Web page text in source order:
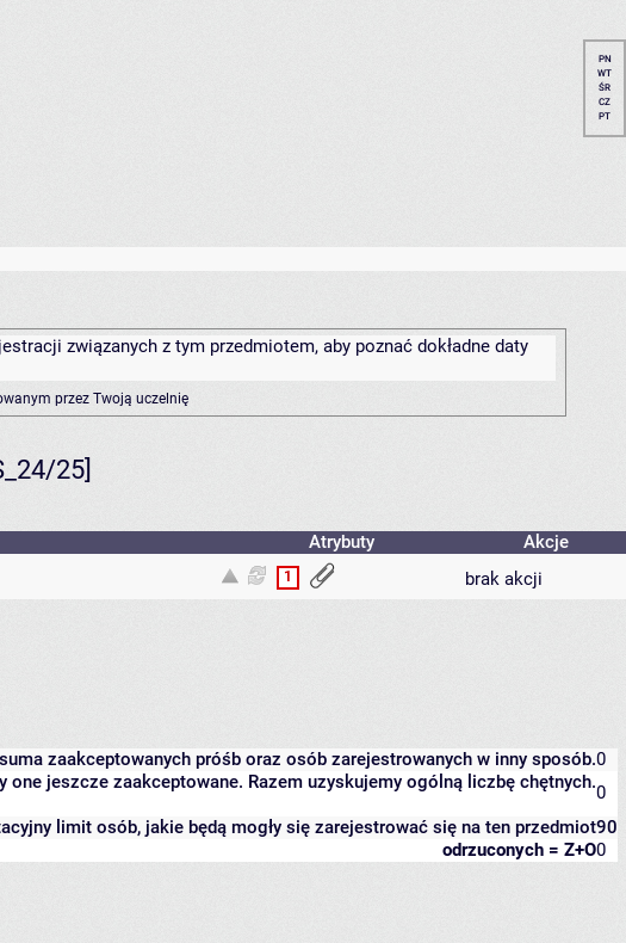
PN
WT
ŚR
CZ
PT
związanych z tym przedmiotem, aby poznać dokładne daty
przez Twoją uczelnię
25]
Atrybuty
Akcje
1 brak akcji
zaakceptowanych próśb oraz osób zarejestrowanych w inny sposób.0
one jeszcze zaakceptowane. Razem uzyskujemy ogólną liczbę chętnych.0
limit osób, jakie będą mogły się zarejestrować się na ten przedmiot90
odrzuconych = Z+O0